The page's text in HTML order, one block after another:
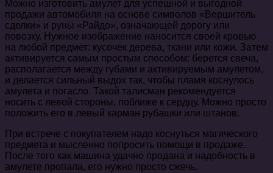
Можно изготовить амулет для успешной и выгодной
продажи автомобиля на основе символов «Вершитель
сделки» и руны «Райдо», означающей дорогу или
повозку. Нужное изображение наносится своей кровью
на любой предмет: кусочек дерева, ткани или кожи. Затем
активируется самым простым способом: берется свеча,
располагается между губами и активируемым амулетом,
и делается сильный выдох так, чтобы пламя коснулось
амулета и погасло. Такой талисман рекомендуется
носить с левой стороны, поближе к сердцу. Можно просто
положить его в левый карман рубашки или штанов.
При встрече с покупателем надо коснуться магического
предмета и мысленно попросить помощи в продаже.
После того как машина удачно продана и надобность в
амулете пропала, его нужно просто сжечь.